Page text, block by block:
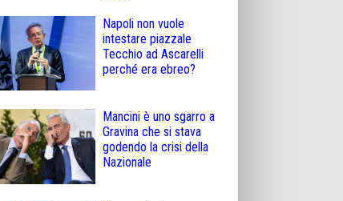
Napoli non vuole
intestare piazzale
Tecchio ad Ascarelli
perché era ebreo?
Mancini è uno sgarro a
Gravina che si stava
godendo la crisi della
Nazionale